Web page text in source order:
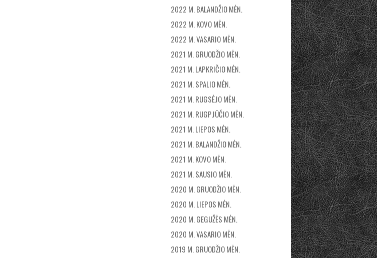
2022 M. BALANDŽIO MĖN.
2022 M. KOVO MĖN.
2022 M. VASARIO MĖN.
2021 M. GRUODŽIO MĖN.
2021 M. LAPKRIČIO MĖN.
2021 M. SPALIO MĖN.
2021 M. RUGSĖJO MĖN.
2021 M. RUGPJŪČIO MĖN.
2021 M. LIEPOS MĖN.
2021 M. BALANDŽIO MĖN.
2021 M. KOVO MĖN.
2021 M. SAUSIO MĖN.
2020 M. GRUODŽIO MĖN.
2020 M. LIEPOS MĖN.
2020 M. GEGUŽĖS MĖN.
2020 M. VASARIO MĖN.
2019 M. GRUODŽIO MĖN.